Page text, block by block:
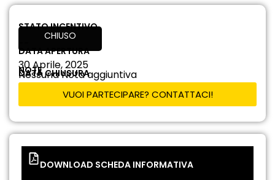
STATO INCENTIVO
CHIUSO
DATA APERTURA
DATA CHIUSURA
30 Aprile, 2025
NOTE
Nessuna Nota aggiuntiva
VUOI PARTECIPARE? CONTATTACI!
DOWNLOAD SCHEDA INFORMATIVA